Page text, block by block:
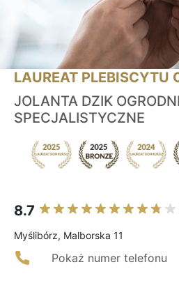
LAUREAT PLEBISCYTU
JOLANTA DZIK
SPECJALISTYCZNE
8.7
Myślibórz, Malborska 11
Pokaż numer telefonu